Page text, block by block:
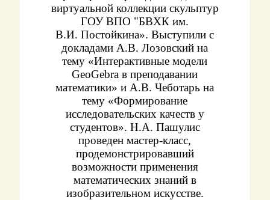
виртуальной коллекции скульптур
ГОУ ВПО "БВХК им.
В.И. Постойкина». Выступили с
докладами А.В. Лозовский на
тему «Интерактивные модели
GeoGebra в преподавании
математики» и А.В. Чеботарь на
тему «Формирование
исследовательских качеств у
студентов». Н.А. Пашулис
проведен мастер-класс,
продемонстрировавший
возможности применения
математических знаний в
изобразительном искусстве.